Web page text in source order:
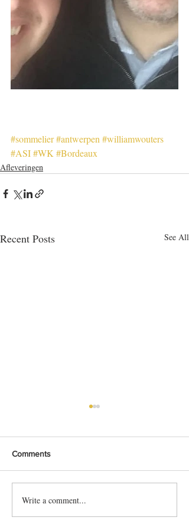
#sommelier#antwerpen #williamwouters
#ASI#WK #Bordeaux
Afleveringen
Recent Posts See All
BelBul - Belgische bubbels
Comments
Write a comment...